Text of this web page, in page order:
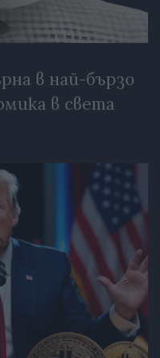
в най-бързо
в света